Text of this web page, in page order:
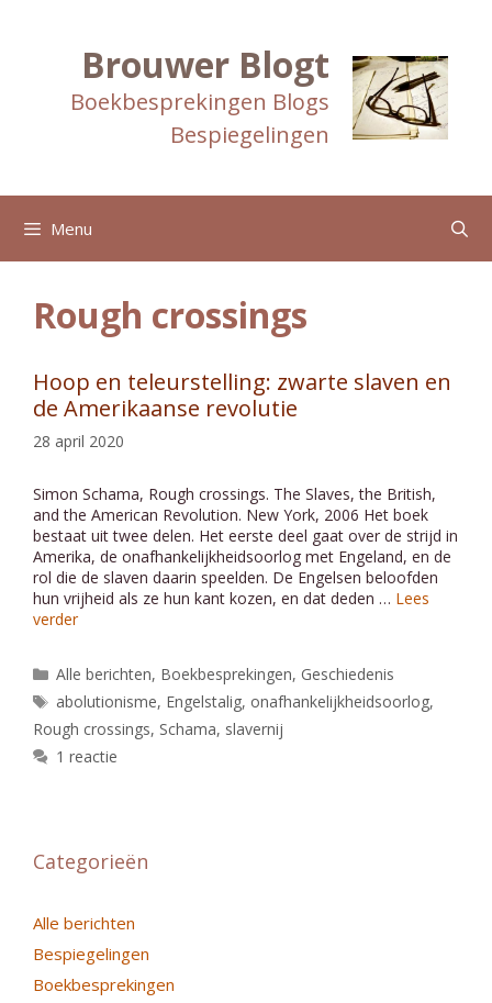
Brouwer Blogt
Boekbesprekingen Blogs
Bespiegelingen
Menu
Rough crossings
Hoop en teleurstelling: zwarte slaven en
de Amerikaanse revolutie
28 april 2020
Simon Schama, Rough crossings. The Slaves, the British,
and the American Revolution. New York, 2006 Het boek
bestaat uit twee delen. Het eerste deel gaat over de strijd in
Amerika, de onafhankelijkheidsoorlog met Engeland, en de
rol die de slaven daarin speelden. De Engelsen beloofden
hun vrijheid als ze hun kant kozen, en dat deden … Lees
verder
Categorieën
Alle berichten, Boekbesprekingen, Geschiedenis
Tags
abolutionisme, Engelstalig, onafhankelijkheidsoorlog,
Rough crossings, Schama, slavernij
1 reactie
Categorieën
Alle berichten
Bespiegelingen
Boekbesprekingen